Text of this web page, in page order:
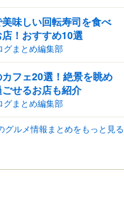
味しい回転寿司を食べ
店！おすすめ10選
グまとめ編集部
フェ20選！絶景を眺め
せるお店も紹介
グまとめ編集部
グルメ情報まとめをもっと見る